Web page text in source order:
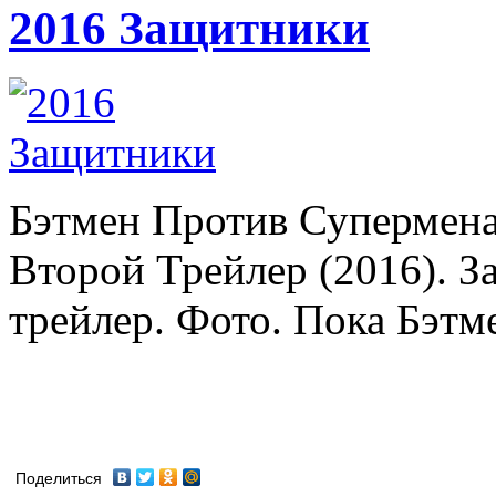
2016 Защитники
Бэтмен Против
Второй Трейлер (2016).
трейлер. Фото. Пока
Поделиться